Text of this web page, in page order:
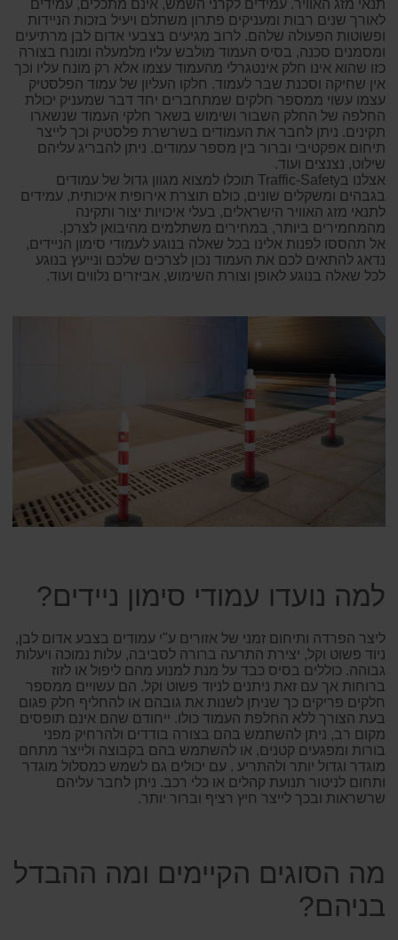
תנאי מזג האוויר. עמידים לקרני השמש, אינם מתכלים, עמידים
לאורך שנים רבות ומעניקים פתרון משתלם ויעיל בזכות הניידות
ופשוטות הפעולה שלהם. לרוב מגיעים בצבעי אדום לבן מרתיעים
ומסמנים סכנה, בסיס העמוד מולבש עליו מלמעלה ומונח בצורה
כזו שהוא אינו חלק אינטגרלי מהעמוד עצמו אלא רק מונח עליו וכך
אין שחיקה וסכנת שבר לעמוד. חלקו העליון של עמוד הפלסטיק
עצמו עשוי ממספר חלקים שמתחברים יחד דבר שמעניק יכולת
החלפה של החלק השבור ושימוש בשאר חלקי העמוד שנשארו
תקינים. ניתן לחבר את העמודים בשרשרת פלסטיק וכך לייצר
תיחום אפקטיבי וברור בין מספר עמודים. ניתן להבריג עליהם
שילוט, נצנצים ועוד.
אצלנו בTraffic-Safety תוכלו למצוא מגוון גדול של עמודים
בגבהים ומשקלים שונים, כולם תוצרת אירופית איכותית, עמידים
לתנאי מזג האוויר הישראלים, בעלי איכויות יצור ותקינה
מהמחמירים ביותר, במחירים משתלמים מהיבואן לצרכן.
אל תהססו לפנות אלינו בכל שאלה בנוגע לעמודי סימון הניידים,
נדאג להתאים לכם את העמוד נכון לצרכים שלכם ונייעץ בנוגע
לכל שאלה בנוגע לאופן וצורת השימוש, אביזרים נלווים ועוד.
למה נועדו עמודי סימון ניידים?
ליצר הפרדה ותיחום זמני של אזורים ע"י עמודים בצבע אדום לבן,
ניוד פשוט וקל, יצירת התרעה ברורה לסביבה, עלות נמוכה ויעלות
גבוהה. כוללים בסיס כבד על מנת למנוע מהם ליפול או לזוז
ברוחות אך עם זאת ניתנים לניוד פשוט וקל. הם עשויים ממספר
חלקים פריקים כך שניתן לשנות את גובהם או להחליף חלק פגום
בעת הצורך ללא החלפת העמוד כולו. ייחודם שהם אינם תופסים
מקום רב, ניתן להשתמש בהם בצורה בודדים ולהרחיק מפני
בורות ומפגעים קטנים, או להשתמש בהם בקבוצה ולייצר מתחם
מוגדר וגדול יותר ולהתריע . עם יכולים גם לשמש כמסלול מוגדר
ותחום לניטור תנועת קהלים או כלי רכב. ניתן לחבר עליהם
שרשראות ובכך לייצר חיץ רציף וברור יותר.
מה הסוגים הקיימים ומה ההבדל
בניהם?